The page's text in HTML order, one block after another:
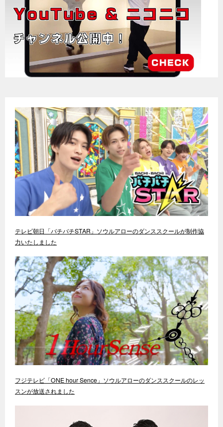
テレビ朝日「バチバチSTAR」ソウルアローのダンススクールが制作協
力いたしました
フジテレビ「ONE hour Sence」ソウルアローのダンススクールのレッ
スンが放送されました